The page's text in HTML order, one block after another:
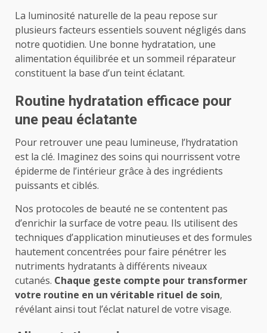
La luminosité naturelle de la peau repose sur
plusieurs facteurs essentiels souvent négligés dans
notre quotidien. Une bonne hydratation, une
alimentation équilibrée et un sommeil réparateur
constituent la base d’un teint éclatant.
Routine hydratation efficace pour
une peau éclatante
Pour retrouver une peau lumineuse, l’hydratation
est la clé. Imaginez des soins qui nourrissent votre
épiderme de l’intérieur grâce à des ingrédients
puissants et ciblés.
Nos protocoles de beauté ne se contentent pas
d’enrichir la surface de votre peau. Ils utilisent des
techniques d’application minutieuses et des formules
hautement concentrées pour faire pénétrer les
nutriments hydratants à différents niveaux
cutanés. Chaque geste compte pour transformer
votre routine en un véritable rituel de soin,
révélant ainsi tout l’éclat naturel de votre visage.